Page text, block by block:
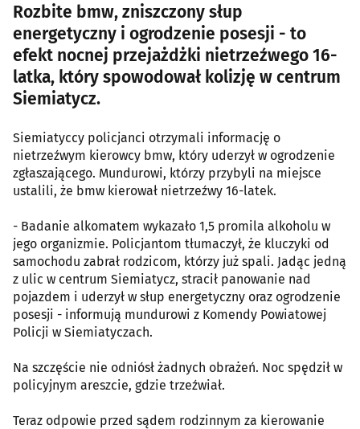
Rozbite bmw, zniszczony słup
energetyczny i ogrodzenie posesji - to
efekt nocnej przejażdżki nietrzeźwego 16-
latka, który spowodował kolizję w centrum
Siemiatycz.
Siemiatyccy policjanci otrzymali informację o
nietrzeźwym kierowcy bmw, który uderzył w ogrodzenie
zgłaszającego. Mundurowi, którzy przybyli na miejsce
ustalili, że bmw kierował nietrzeźwy 16-latek.
- Badanie alkomatem wykazało 1,5 promila alkoholu w
jego organizmie. Policjantom tłumaczył, że kluczyki od
samochodu zabrał rodzicom, którzy już spali. Jadąc jedną
z ulic w centrum Siemiatycz, stracił panowanie nad
pojazdem i uderzył w słup energetyczny oraz ogrodzenie
posesji - informują mundurowi z Komendy Powiatowej
Policji w Siemiatyczach.
Na szczęście nie odniósł żadnych obrażeń. Noc spędził w
policyjnym areszcie, gdzie trzeźwiał.
Teraz odpowie przed sądem rodzinnym za kierowanie